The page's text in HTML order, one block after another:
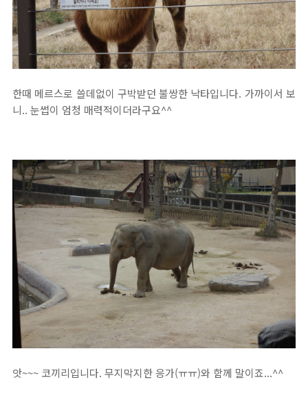
한때 메르스로 쓸데없이 구박받던 불쌍한 낙타입니다. 가까이서 보
니.. 눈썹이 엄청 매력적이더라구요^^
앗~~~ 코끼리입니다. 무지막지한 응가(ㅠㅠ)와 함께 말이죠...^^